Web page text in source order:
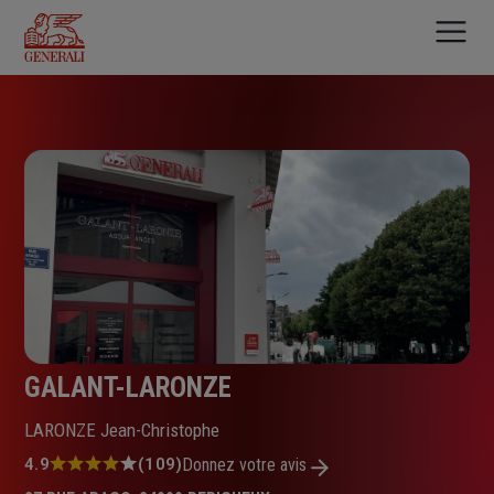
contenu
principal
GALANT-LARONZE
LARONZE Jean-Christophe
Note
4.9 (109)Donnez votre avis